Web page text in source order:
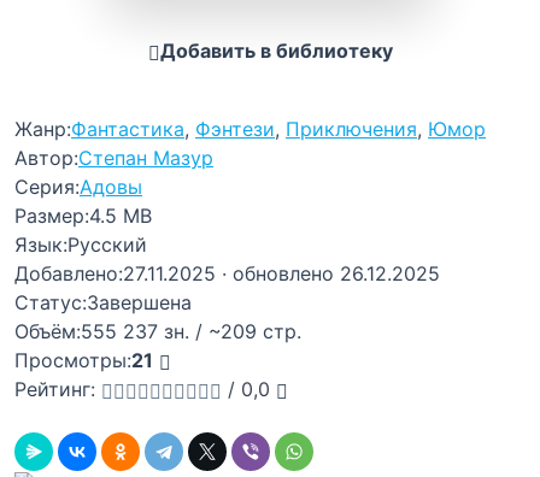
Добавить в библиотеку
Жанр:Фантастика, Фэнтези, Приключения, Юмор
Автор:Степан Мазур
Серия:Адовы
Размер:4.5 MB
Язык:Русский
Добавлено:27.11.2025 · обновлено 26.12.2025
Статус:Завершена
Объём:555 237 зн. / ~209 стр.
Просмотры:21
Рейтинг:
/ 0,0